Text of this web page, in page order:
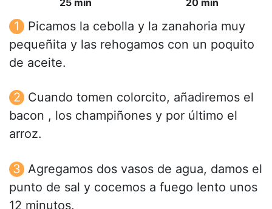
25 min 20 min
Picamos la cebolla y la zanahoria muy
pequeñita y las rehogamos con un poquito
de aceite.
Cuando tomen colorcito, añadiremos el
bacon , los champiñones y por último el
arroz.
Agregamos dos vasos de agua, damos el
punto de sal y cocemos a fuego lento unos
12 minutos.